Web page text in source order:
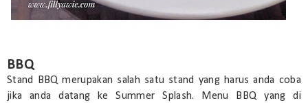
BBQ
Stand BBQ merupakan salah satu stand yang harus anda coba
jika anda datang ke Summer Splash. Menu BBQ yang di